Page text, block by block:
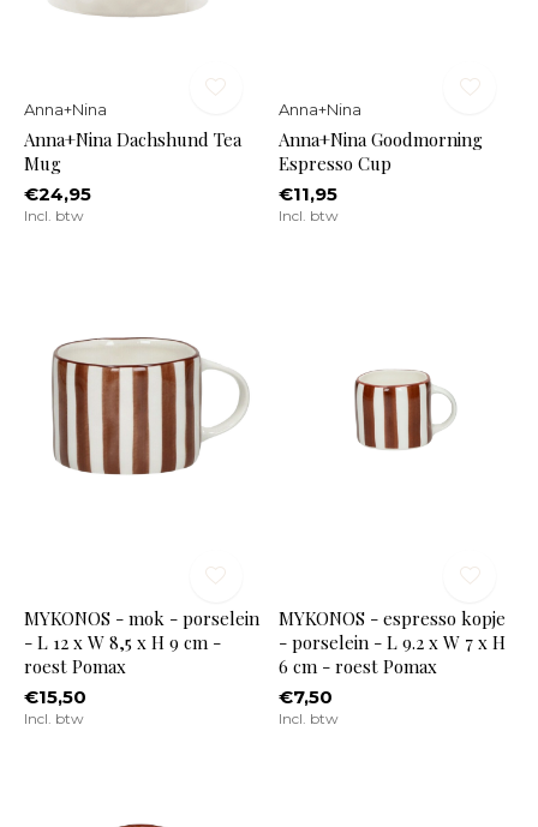
Anna+Nina
Anna+Nina Dachshund Tea
Mug
€24,95
Incl. btw
Anna+Nina
Anna+Nina Goodmorning
Espresso Cup
€11,95
Incl. btw
MYKONOS - mok - porselein
- L 12 x W 8,5 x H 9 cm -
roest Pomax
€15,50
Incl. btw
MYKONOS - espresso kopje
- porselein - L 9.2 x W 7 x H
6 cm - roest Pomax
€7,50
Incl. btw